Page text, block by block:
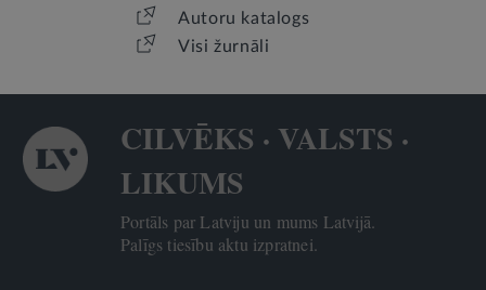
Autoru katalogs
Visi žurnāli
CILVĒKS · VALSTS ·
LIKUMS
Portāls par Latviju un mums Latvijā.
Palīgs tiesību aktu izpratnei.